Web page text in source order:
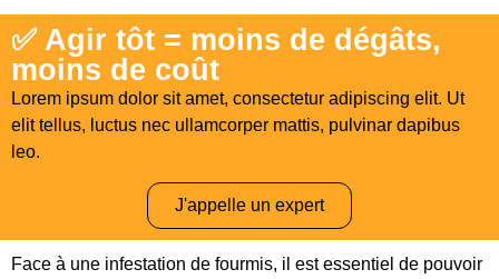
✅ Agir tôt = moins de dégâts,
moins de coût
Lorem ipsum dolor sit amet, consectetur adipiscing elit. Ut
elit tellus, luctus nec ullamcorper mattis, pulvinar dapibus
leo.
J'appelle un expert
Face à une infestation de fourmis, il est essentiel de pouvoir